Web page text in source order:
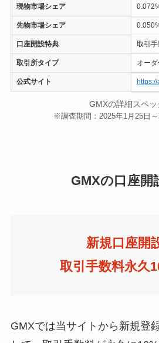
現物市場シェア
先物市場シェア
口座開設特典 取引
取引所タイプ オー
公式サイト
GMXの詳細スペッ
※調査期間：2025年1月25日
GMXの口座開
新規口座開
取引手数料永久
GMXでは当サイトから新規登